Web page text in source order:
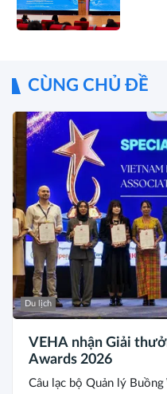
CÙNG CHỦ ĐỀ
Du lịch
VEHA nhận Giải
Awards 2026
Câu lạc bộ Quản lý